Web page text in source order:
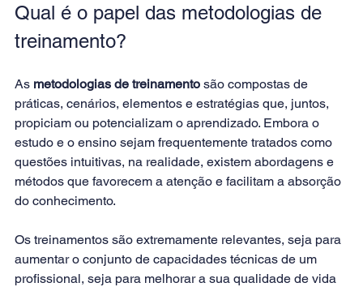
Qual é o papel das metodologias de
treinamento?
As metodologias de treinamento são compostas de
práticas, cenários, elementos e estratégias que, juntos,
propiciam ou potencializam o aprendizado. Embora o
estudo e o ensino sejam frequentemente tratados como
questões intuitivas, na realidade, existem abordagens e
métodos que favorecem a atenção e facilitam a absorção
do conhecimento.
Os treinamentos são extremamente relevantes, seja para
aumentar o conjunto de capacidades técnicas de um
profissional, seja para melhorar a sua qualidade de vida